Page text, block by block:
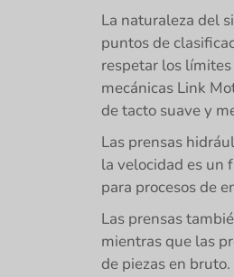
La naturaleza del
puntos de
respetar los
mecánicas Link
de tacto suave y
Las prensas
la velocidad es un
para procesos de
Las prensas
mientras que las
de piezas en bruto.